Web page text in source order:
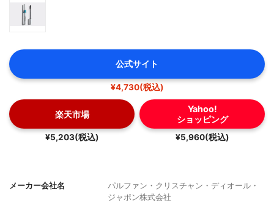
公式サイト
¥4,730(税込)
楽天市場
¥5,203(税込)
Yahoo!
ショッピング
¥5,960(税込)
メーカー会社名
パルファン・クリスチャン・ディオール・
ジャポン株式会社